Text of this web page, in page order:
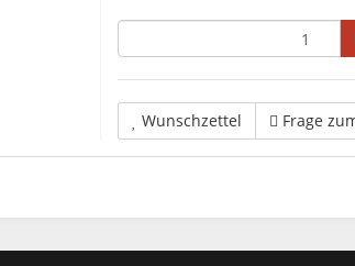
Wunschzettel Frage